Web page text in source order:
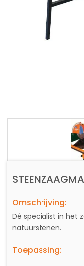
Omschrijving:
Dé specialist in het
natuurstenen.
Toepassing: